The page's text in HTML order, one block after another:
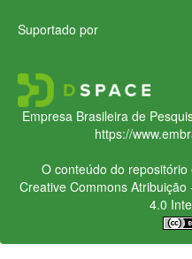
Suportado por
Empresa Brasileira de
https://
O conteúdo do
Creative CommonsAtribuição
4.0